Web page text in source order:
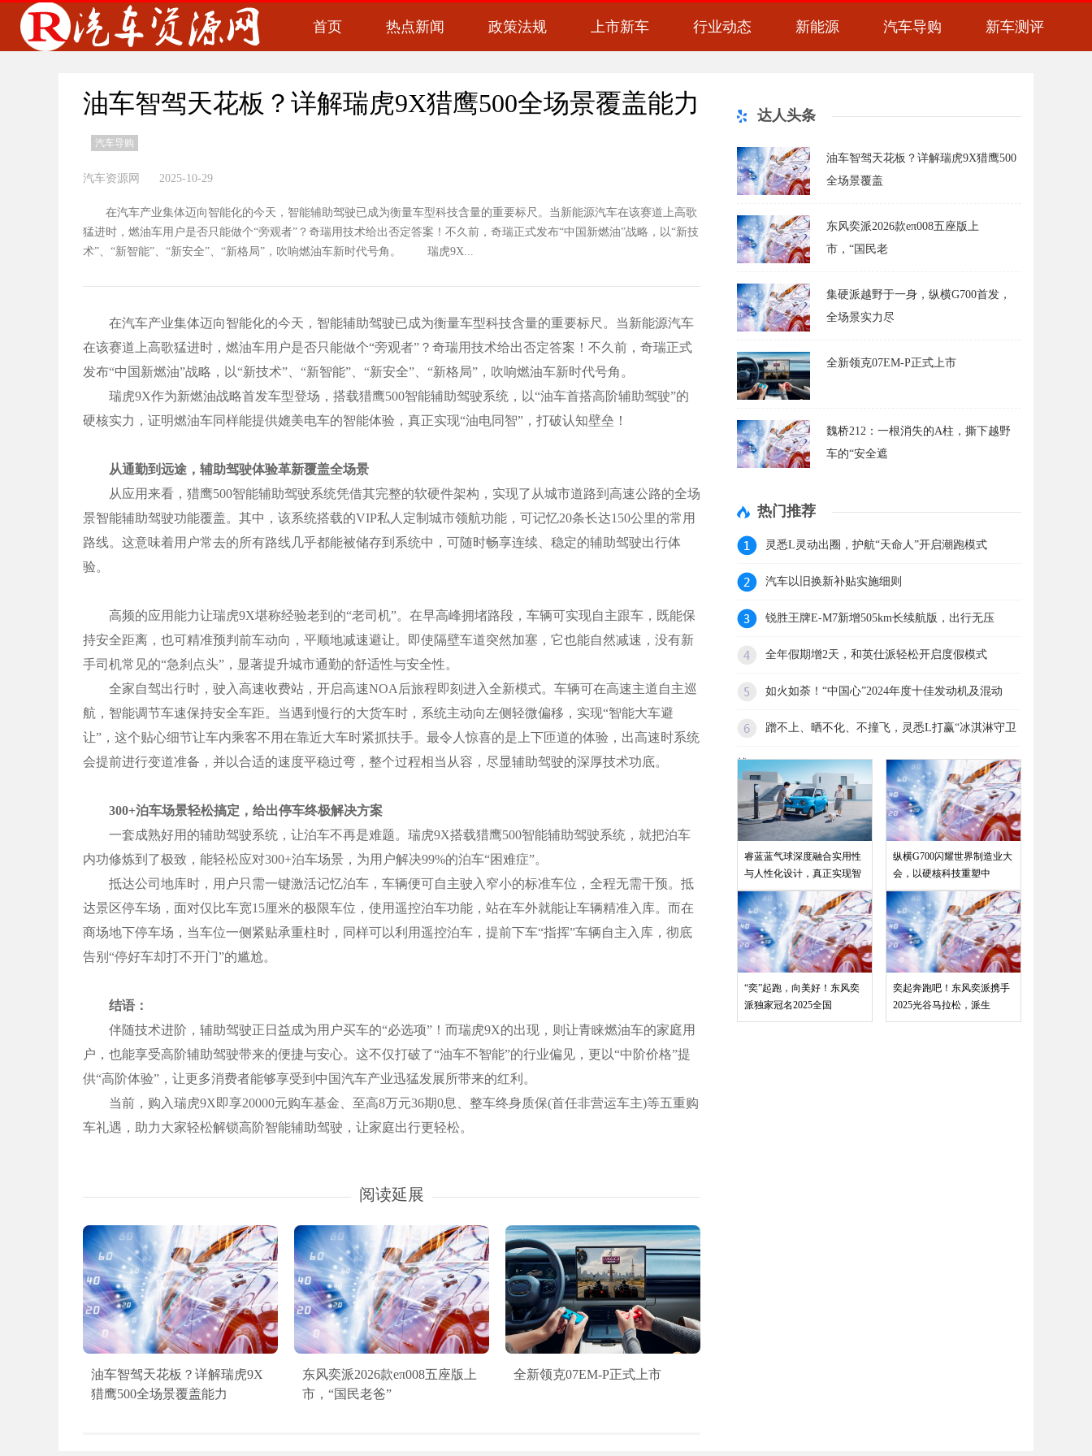
首页 热点新闻 政策法规 上市新车 行业动态 新能源 汽车导购 新车测评
油车智驾天花板？详解瑞虎9X猎鹰500全场景覆盖能力
汽车导购
汽车资源网 2025-10-29
在汽车产业集体迈向智能化的今天，智能辅助驾驶已成为衡量车型科技含量的重要标尺。当新能源汽车在该赛道上高歌
猛进时，燃油车用户是否只能做个“旁观者”？奇瑞用技术给出否定答案！不久前，奇瑞正式发布“中国新燃油”战略，以“新技
术”、“新智能”、“新安全”、“新格局”，吹响燃油车新时代号角。 瑞虎9X...
在汽车产业集体迈向智能化的今天，智能辅助驾驶已成为衡量车型科技含量的重要标尺。当新能源汽车
在该赛道上高歌猛进时，燃油车用户是否只能做个“旁观者”？奇瑞用技术给出否定答案！不久前，奇瑞正式
发布“中国新燃油”战略，以“新技术”、“新智能”、“新安全”、“新格局”，吹响燃油车新时代号角。
瑞虎9X作为新燃油战略首发车型登场，搭载猎鹰500智能辅助驾驶系统，以“油车首搭高阶辅助驾驶”的
硬核实力，证明燃油车同样能提供媲美电车的智能体验，真正实现“油电同智”，打破认知壁垒！
从通勤到远途，辅助驾驶体验革新覆盖全场景
从应用来看，猎鹰500智能辅助驾驶系统凭借其完整的软硬件架构，实现了从城市道路到高速公路的全场
景智能辅助驾驶功能覆盖。其中，该系统搭载的VIP私人定制城市领航功能，可记忆20条长达150公里的常用
路线。这意味着用户常去的所有路线几乎都能被储存到系统中，可随时畅享连续、稳定的辅助驾驶出行体
验。
高频的应用能力让瑞虎9X堪称经验老到的“老司机”。在早高峰拥堵路段，车辆可实现自主跟车，既能保
持安全距离，也可精准预判前车动向，平顺地减速避让。即使隔壁车道突然加塞，它也能自然减速，没有新
手司机常见的“急刹点头”，显著提升城市通勤的舒适性与安全性。
全家自驾出行时，驶入高速收费站，开启高速NOA后旅程即刻进入全新模式。车辆可在高速主道自主巡
航，智能调节车速保持安全车距。当遇到慢行的大货车时，系统主动向左侧轻微偏移，实现“智能大车避
让”，这个贴心细节让车内乘客不用在靠近大车时紧抓扶手。最令人惊喜的是上下匝道的体验，出高速时系统
会提前进行变道准备，并以合适的速度平稳过弯，整个过程相当从容，尽显辅助驾驶的深厚技术功底。
300+泊车场景轻松搞定，给出停车终极解决方案
一套成熟好用的辅助驾驶系统，让泊车不再是难题。瑞虎9X搭载猎鹰500智能辅助驾驶系统，就把泊车
内功修炼到了极致，能轻松应对300+泊车场景，为用户解决99%的泊车“困难症”。
抵达公司地库时，用户只需一键激活记忆泊车，车辆便可自主驶入窄小的标准车位，全程无需干预。抵
达景区停车场，面对仅比车宽15厘米的极限车位，使用遥控泊车功能，站在车外就能让车辆精准入库。而在
商场地下停车场，当车位一侧紧贴承重柱时，同样可以利用遥控泊车，提前下车“指挥”车辆自主入库，彻底
告别“停好车却打不开门”的尴尬。
结语：
伴随技术进阶，辅助驾驶正日益成为用户买车的“必选项”！而瑞虎9X的出现，则让青睐燃油车的家庭用
户，也能享受高阶辅助驾驶带来的便捷与安心。这不仅打破了“油车不智能”的行业偏见，更以“中阶价格”提
供“高阶体验”，让更多消费者能够享受到中国汽车产业迅猛发展所带来的红利。
当前，购入瑞虎9X即享20000元购车基金、至高8万元36期0息、整车终身质保(首任非营运车主)等五重购
车礼遇，助力大家轻松解锁高阶智能辅助驾驶，让家庭出行更轻松。
阅读延展
油车智驾天花板？详解瑞虎9X
猎鹰500全场景覆盖能力
东风奕派2026款eπ008五座版上
市，“国民老爸”
全新领克07EM-P正式上市
达人头条
油车智驾天花板？详解瑞虎9X猎鹰500
全场景覆盖
东风奕派2026款eπ008五座版上
市，“国民老
集硬派越野于一身，纵横G700首发，
全场景实力尽
全新领克07EM-P正式上市
魏桥212：一根消失的A柱，撕下越野
车的“安全遮
热门推荐
灵悉L灵动出圈，护航“天命人”开启潮跑模式
汽车以旧换新补贴实施细则
锐胜王牌E-M7新增505km长续航版，出行无压
全年假期增2天，和英仕派轻松开启度假模式
如火如荼！“中国心”2024年度十佳发动机及混动
蹭不上、晒不化、不撞飞，灵悉L打赢“冰淇淋守卫
战
睿蓝蓝气球深度融合实用性
与人性化设计，真正实现智
“奕”起跑，向美好！东风奕
派独家冠名2025全国
纵横G700闪耀世界制造业大
会，以硬核科技重塑中
奕起奔跑吧！东风奕派携手
2025光谷马拉松，派生